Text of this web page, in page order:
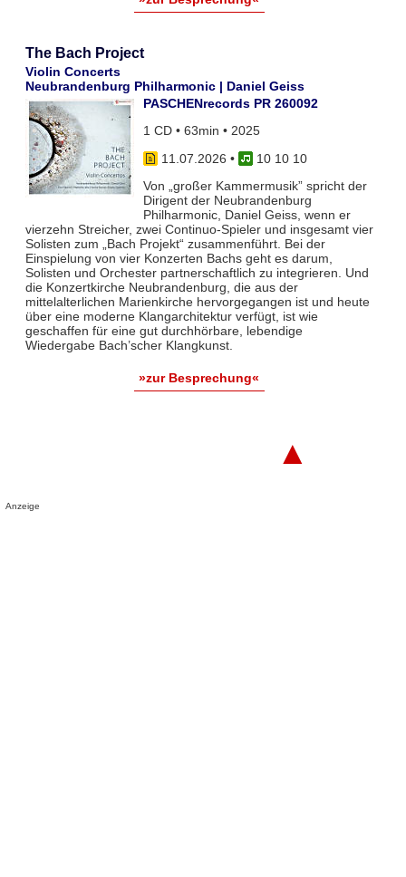
The Bach Project
Violin Concerts
Neubrandenburg Philharmonic | Daniel Geiss
PASCHENrecords PR 260092
1 CD • 63min • 2025
11.07.2026 •
10 10 10
Von „großer Kammermusik” spricht der
Dirigent der Neubrandenburg
Philharmonic, Daniel Geiss, wenn er
vierzehn Streicher, zwei Continuo-Spieler und insgesamt vier
Solisten zum „Bach Projekt“ zusammenführt. Bei der
Einspielung von vier Konzerten Bachs geht es darum,
Solisten und Orchester partnerschaftlich zu integrieren. Und
die Konzertkirche Neubrandenburg, die aus der
mittelalterlichen Marienkirche hervorgegangen ist und heute
über eine moderne Klangarchitektur verfügt, ist wie
geschaffen für eine gut durchhörbare, lebendige
Wiedergabe Bach’scher Klangkunst.
»zur Besprechung«
▲
Anzeige